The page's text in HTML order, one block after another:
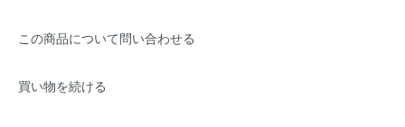
この商品について問い合わせる
買い物を続ける